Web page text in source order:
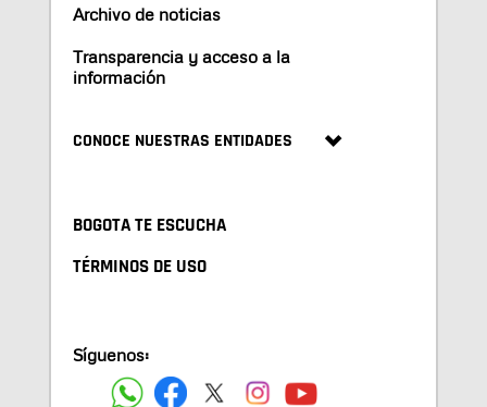
Archivo de noticias
Transparencia y acceso a la
información
CONOCE NUESTRAS ENTIDADES
BOGOTA TE ESCUCHA
TÉRMINOS DE USO
Síguenos: